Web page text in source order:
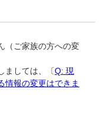
（ご家族の方への変
ましては、〔Q: 現
情報の変更はできま